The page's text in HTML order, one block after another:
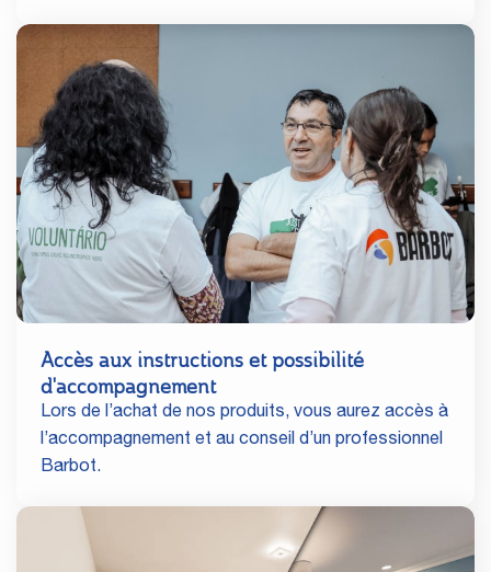
Accès aux instructions et possibilité
d'accompagnement
Lors de l’achat de nos produits, vous aurez accès à
l’accompagnement et au conseil d’un professionnel
Barbot.